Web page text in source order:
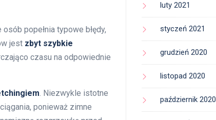
popełnia typowe błędy,
jest zbyt szybkie
czasu na odpowiednie
. Niezwykle istotne
ponieważ zimne
luty 2021
styczeń 2021
grudzień 2020
listopad 2020
październik 2020